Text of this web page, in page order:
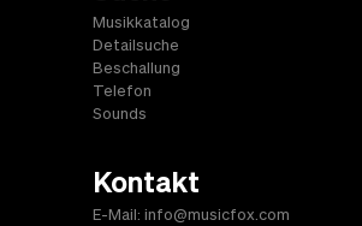
Musikkatalog
Detailsuche
Beschallung
Telefon
Sounds
Kontakt
E-Mail: info@musicfox.com